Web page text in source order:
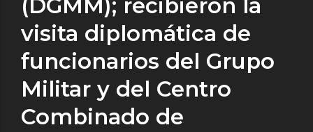
(DGMM); recibieron la
visita diplomática de
funcionarios del Grupo
Militar y del Centro
Combinado de